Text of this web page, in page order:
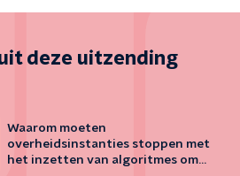
deze uitzending
Waarom moeten
overheidsinstanties stoppen met
het inzetten van algoritmes om